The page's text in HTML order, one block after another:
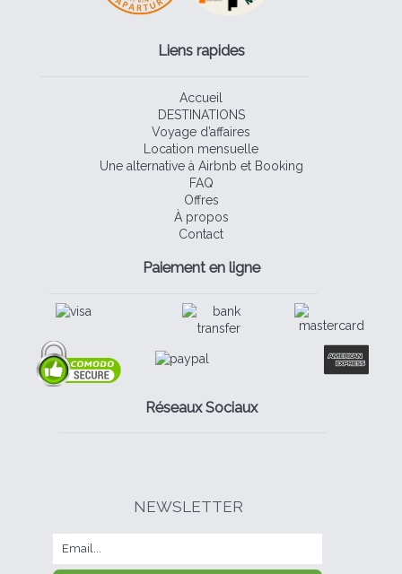
Liens rapides
Accueil
DESTINATIONS
Voyage d’affaires
Location mensuelle
Une alternative à Airbnb et Booking
FAQ
Offres
À propos
Contact
Paiement en ligne
Réseaux Sociaux
NEWSLETTER